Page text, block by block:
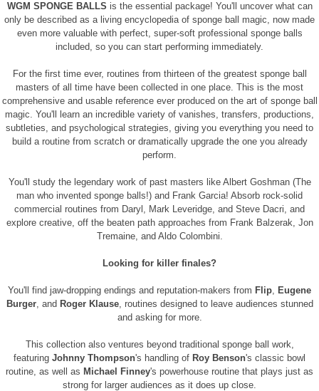
WGM SPONGE BALLS is the essential package! You'll uncover what can
only be described as a living encyclopedia of sponge ball magic, now made
even more valuable with perfect, super-soft professional sponge balls
included, so you can start performing immediately.
For the first time ever, routines from thirteen of the greatest sponge ball
masters of all time have been collected in one place. This is the most
comprehensive and usable reference ever produced on the art of sponge ball
magic. You'll learn an incredible variety of vanishes, transfers, productions,
subtleties, and psychological strategies, giving you everything you need to
build a routine from scratch or dramatically upgrade the one you already
perform.
You'll study the legendary work of past masters like Albert Goshman (The
man who invented sponge balls!) and Frank Garcia! Absorb rock-solid
commercial routines from Daryl, Mark Leveridge, and Steve Dacri, and
explore creative, off the beaten path approaches from Frank Balzerak, Jon
Tremaine, and Aldo Colombini.
Looking for killer finales?
You'll find jaw-dropping endings and reputation-makers from Flip, Eugene
Burger, and Roger Klause, routines designed to leave audiences stunned
and asking for more.
This collection also ventures beyond traditional sponge ball work,
featuring Johnny Thompson's handling of Roy Benson's classic bowl
routine, as well as Michael Finney's powerhouse routine that plays just as
strong for larger audiences as it does up close.